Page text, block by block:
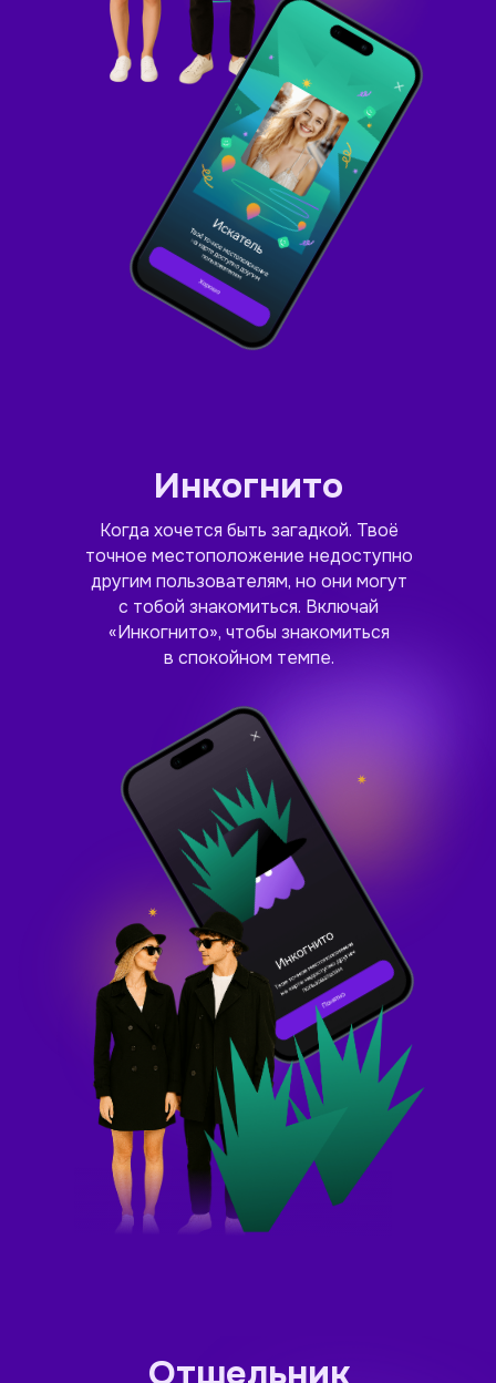
Когда хочется быть загадкой. Твоё
точное местоположение недоступно
другим пользователям, но они могут
с тобой знакомиться. Включай
«Инкогнито», чтобы знакомиться
в спокойном темпе.
Инкогнито
Отшельник